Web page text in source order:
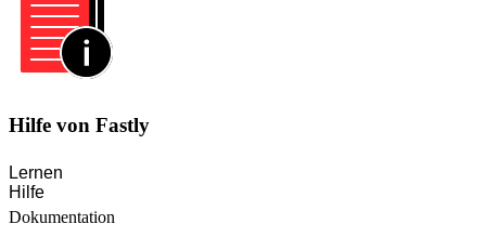
Hilfe von Fastly
Lernen
Hilfe
Dokumentation